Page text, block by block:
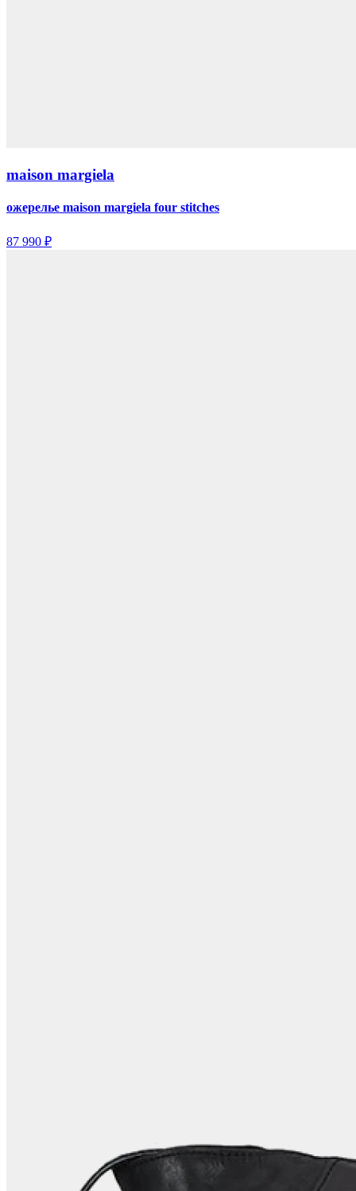
maison margiela
ожерелье maison margiela four stitches
87 990 ₽